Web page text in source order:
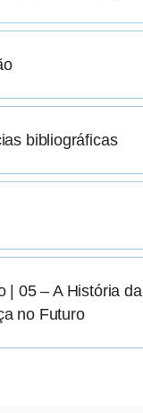
bibliográficas
| 05 – A História da
no Futuro